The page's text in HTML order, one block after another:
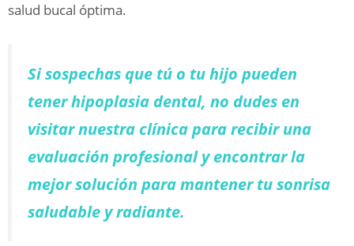
salud bucal óptima.
Si sospechas que tú o tu hijo pueden
tener hipoplasia dental, no dudes en
visitar nuestra clínica para recibir una
evaluación profesional y encontrar la
mejor solución para mantener tu sonrisa
saludable y radiante.